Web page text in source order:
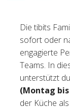
Login
Schweiz (DE)
Die tibits
sofort oder
engagierte
Teams. In
unterstützt
(Montag bis
der Küche